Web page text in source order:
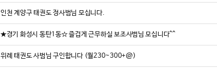
인천 계양구 태권도 정사범님 모십니다.
★경기 화성시 동탄1동☆ 즐겁게 근무하실 보조사범님 모십니다^^
위례 태권도 사범님 구인합니다 (월230~300+@)